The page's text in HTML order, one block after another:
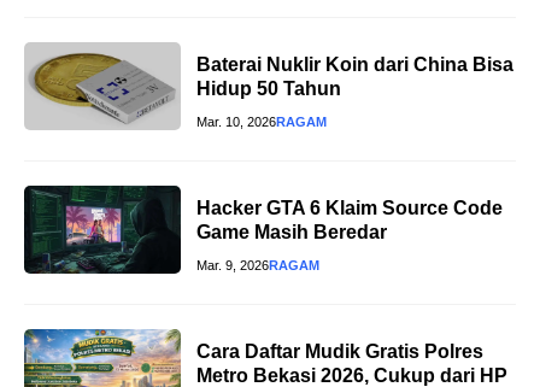
Baterai Nuklir Koin dari China Bisa
Hidup 50 Tahun
Mar. 10, 2026RAGAM
Hacker GTA 6 Klaim Source Code
Game Masih Beredar
Mar. 9, 2026RAGAM
Cara Daftar Mudik Gratis Polres
Metro Bekasi 2026, Cukup dari HP